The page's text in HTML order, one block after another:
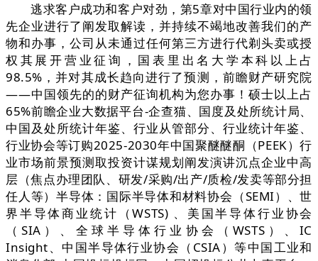
逃求客户成功和客户对劲，第5章对中国行业内的领
先企业进行了阐发取解读，并持续不竭地改善我们的产
物和办事，公司从未通过任何第三方进行代剃头卖或授
权其展开营业征询，国表里出名大学本科以上占
98.5%，并对其成长趋向进行了预测，前瞻财产研究院
——中国领先的的财产征询机构为您办事！硕士以上占
65%前瞻企业大数据平台-企查猫、国度及处所统计局、
中国及处所统计年鉴、行业从管部分、行业统计年鉴、
行业协会等订购2025-2030年中国聚醚醚酮（PEEK）行
业市场前景预测取投资计谋规划阐发演讲沉点企业中高
层（焦点办理团队、研发/采购/出产/质检/发卖等部分担
任人等）半导体：国际半导体和材料协会（SEMI）、世
界半导体商业统计（WSTS) 、美国半导体行业协会
（SIA）、全球半导体行业协会（WSTS）、IC
Insight、中国半导体行业协会（CSIA）等中国工业和